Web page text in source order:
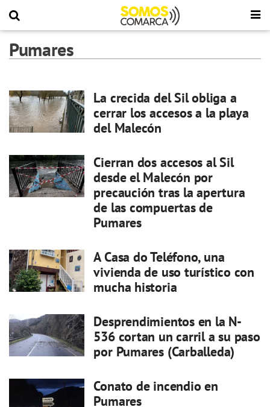
Pumares
La crecida del Sil obliga a
cerrar los accesos a la playa
del Malecón
Cierran dos accesos al Sil
desde el Malecón por
precaución tras la apertura
de las compuertas de
Pumares
A Casa do Teléfono, una
vivienda de uso turístico con
mucha historia
Desprendimientos en la N-
536 cortan un carril a su paso
por Pumares (Carballeda)
Conato de incendio en
Pumares